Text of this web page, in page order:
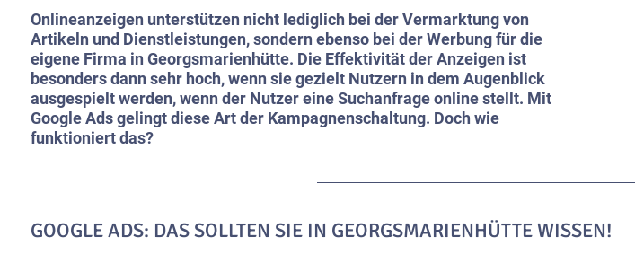
Onlineanzeigen unterstützen nicht lediglich bei der Vermarktung von
Artikeln und Dienstleistungen, sondern ebenso bei der Werbung für die
eigene Firma in Georgsmarienhütte. Die Effektivität der Anzeigen ist
besonders dann sehr hoch, wenn sie gezielt Nutzern in dem Augenblick
ausgespielt werden, wenn der Nutzer eine Suchanfrage online stellt. Mit
Google Ads gelingt diese Art der Kampagnenschaltung. Doch wie
funktioniert das?
GOOGLE ADS: DAS SOLLTEN SIE IN GEORGSMARIENHÜTTE WISSEN!